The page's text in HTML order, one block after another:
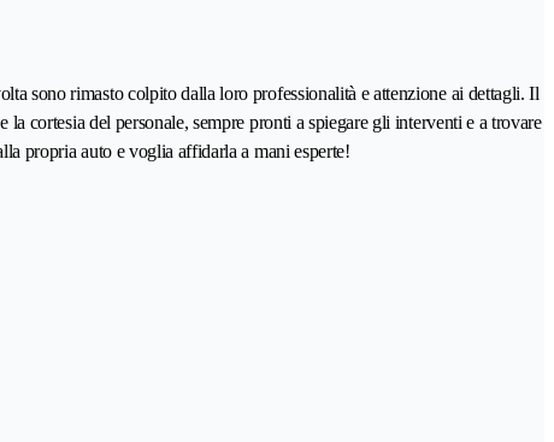
sono rimasto colpito dalla loro professionalità e attenzione ai dettagli. Il
cortesia del personale, sempre pronti a spiegare gli interventi e a trovare
propria auto e voglia affidarla a mani esperte!